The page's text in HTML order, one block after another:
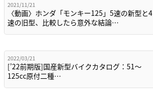
2021/11/21
〈動画〉ホンダ「モンキー125」5速の新型と4
速の旧型、比較したら意外な結論…
2022/03/21
[’22前期版]国産新型バイクカタログ：51〜
125cc原付二種…